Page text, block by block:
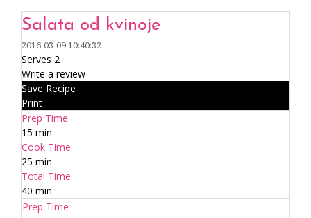
Salata od kvinoje
2016-03-09 10:40:32
Serves 2
Write a review
Save Recipe
Print
Prep Time
15 min
Cook Time
25 min
Total Time
40 min
Prep Time